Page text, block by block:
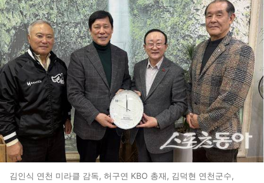
김인식 연천 미라클 감독, 허구연 KBO 총재, 김덕현 연천군수,